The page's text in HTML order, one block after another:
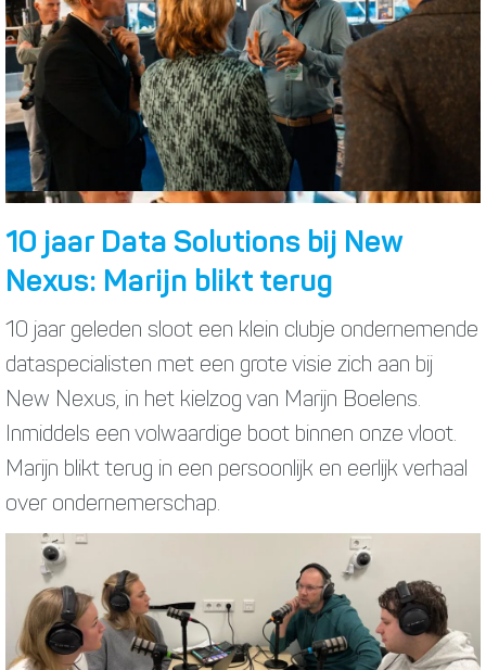
10 jaar Data Solutions bij New
Nexus: Marijn blikt terug
10 jaar geleden sloot een klein clubje ondernemende
dataspecialisten met een grote visie zich aan bij
New Nexus, in het kielzog van Marijn Boelens.
Inmiddels een volwaardige boot binnen onze vloot.
Marijn blikt terug in een persoonlijk en eerlijk verhaal
over ondernemerschap.